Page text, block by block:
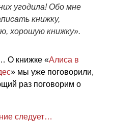
угодила! Обо мне
книжку,
хорошую книжку».
О книжке «Алиса в
» мы уже поговорили,
раз поговорим о
следует…